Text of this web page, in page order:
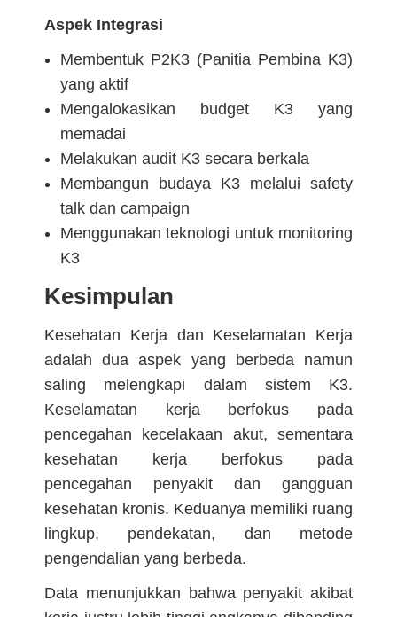
Aspek Integrasi
Membentuk P2K3 (Panitia Pembina K3)
yang aktif
Mengalokasikan budget K3 yang
memadai
Melakukan audit K3 secara berkala
Membangun budaya K3 melalui safety
talk dan campaign
Menggunakan teknologi untuk monitoring
K3
Kesimpulan
Kesehatan Kerja dan Keselamatan Kerja
adalah dua aspek yang berbeda namun
saling melengkapi dalam sistem K3.
Keselamatan kerja berfokus pada
pencegahan kecelakaan akut, sementara
kesehatan kerja berfokus pada
pencegahan penyakit dan gangguan
kesehatan kronis. Keduanya memiliki ruang
lingkup, pendekatan, dan metode
pengendalian yang berbeda.
Data menunjukkan bahwa penyakit akibat